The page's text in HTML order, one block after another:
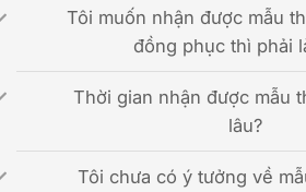
Tôi muốn nhận được mẫu
đồng phục thì phải
Thời gian nhận được mẫu
lâu?
Tôi chưa có ý tưởng về